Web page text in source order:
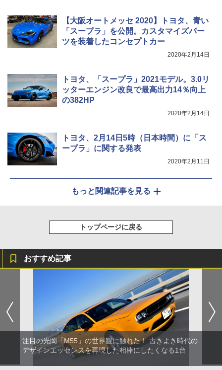
【大阪オートメッセ 2020】トヨタ、青い
「スープラ」を公開。カスタマイズパー
ツを装着したコンセプトカー
2020年2月14日
トヨタ、「スープラ」2021モデル。3.0リ
ッターエンジン改良で最高出力14％向上
の382HP
2020年2月14日
トヨタ、2月14日5時（日本時間）に「ス
ープラ」に関する発表
2020年2月11日
もっと関連記事を見る
トップページに戻る
おすすめ記事
注目の光岡「M55」の世界観に触れた！ 古きよき時代の
デザインエッセンスを再現した相棒にしたくなる1台